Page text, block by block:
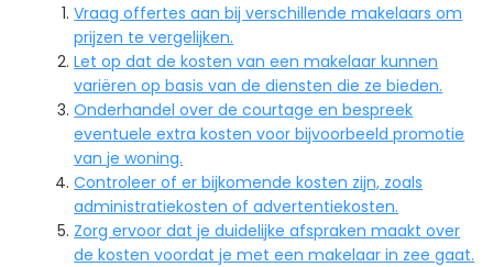
Vraag offertes aan bij verschillende makelaars om
prijzen te vergelijken.
Let op dat de kosten van een makelaar kunnen
variëren op basis van de diensten die ze bieden.
Onderhandel over de courtage en bespreek
eventuele extra kosten voor bijvoorbeeld promotie
van je woning.
Controleer of er bijkomende kosten zijn, zoals
administratiekosten of advertentiekosten.
Zorg ervoor dat je duidelijke afspraken maakt over
de kosten voordat je met een makelaar in zee gaat.